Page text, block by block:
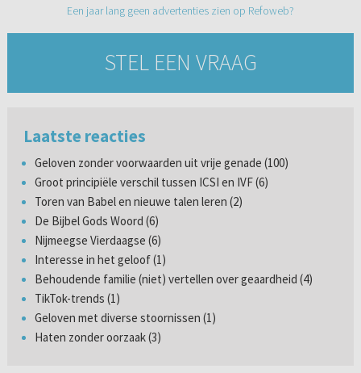
Een jaar lang geen advertenties zien op Refoweb?
STEL EEN VRAAG
Laatste reacties
Geloven zonder voorwaarden uit vrije genade (100)
Groot principiële verschil tussen ICSI en IVF (6)
Toren van Babel en nieuwe talen leren (2)
De Bijbel Gods Woord (6)
Nijmeegse Vierdaagse (6)
Interesse in het geloof (1)
Behoudende familie (niet) vertellen over geaardheid (4)
TikTok-trends (1)
Geloven met diverse stoornissen (1)
Haten zonder oorzaak (3)